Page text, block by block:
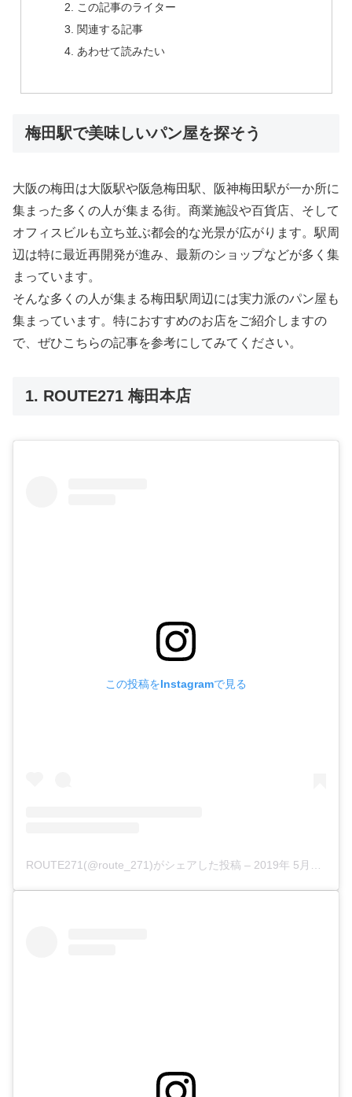
この記事のライター
関連する記事
あわせて読みたい
梅田駅で美味しいパン屋を探そう
大阪の梅田は大阪駅や阪急梅田駅、阪神梅田駅が一か所に
集まった多くの人が集まる街。商業施設や百貨店、そして
オフィスビルも立ち並ぶ都会的な光景が広がります。駅周
辺は特に最近再開発が進み、最新のショップなどが多く集
まっています。
そんな多くの人が集まる梅田駅周辺には実力派のパン屋も
集まっています。特におすすめのお店をご紹介しますの
で、ぜひこちらの記事を参考にしてみてください。
1. ROUTE271 梅田本店
この投稿をInstagramで見る
ROUTE271(@route_271)がシェアした投稿 – 2019年 5月月8日午後6時38分PDT